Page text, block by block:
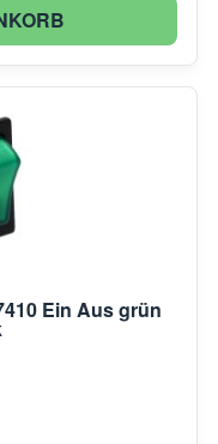
Ein Aus grün